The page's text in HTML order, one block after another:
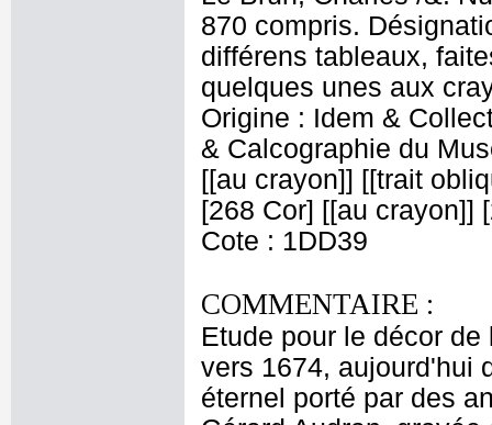
870 compris.
différens tableaux,
quelques unes aux
Origine : Idem &
& Calcographie du
[[au crayon]] [[trait
[268 Cor] [[au crayon]]
Cote : 1DD39
COMMENTAIRE :
Etude pour le décor
vers 1674, aujourd'hui
éternel porté par des